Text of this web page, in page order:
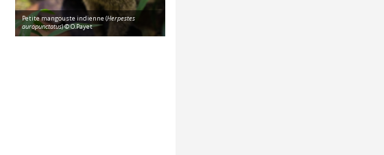
Petite mangouste indienne (Herpestes
auropunctatus) © O.Payet